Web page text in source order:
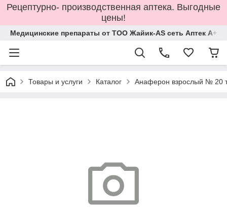
Рецептурно- производственная аптека. Выгодные
цены!
Медицинские препараты от ТОО Жайик-AS сеть Аптек А+
Товары и услуги Каталог Анаферон взрослый № 20